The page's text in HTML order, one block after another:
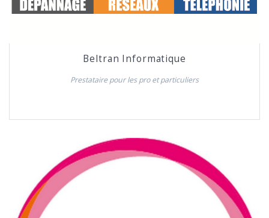
Beltran Informatique
Prestataire pour les pro et particuliers